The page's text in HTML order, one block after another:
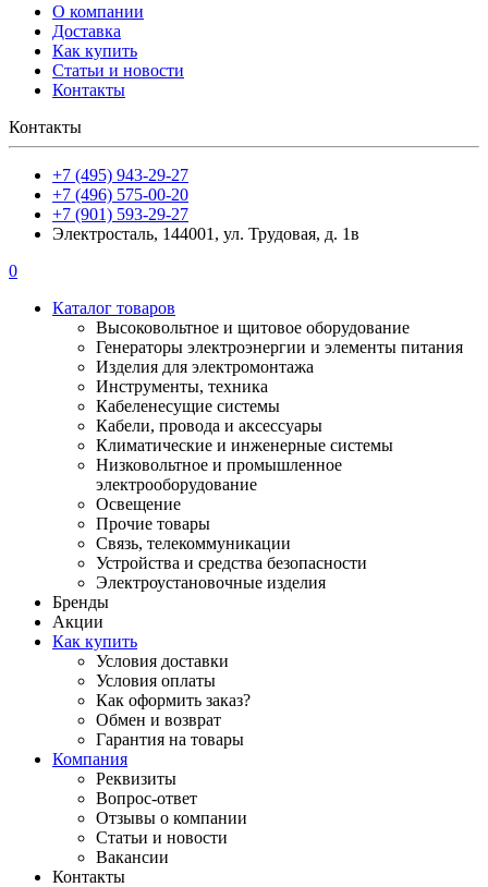
О компании
Доставка
Как купить
Статьи и новости
Контакты
Контакты
+7 (495) 943-29-27
+7 (496) 575-00-20
+7 (901) 593-29-27
Электросталь, 144001, ул. Трудовая, д. 1в
0
Каталог товаров
Высоковольтное и щитовое оборудование
Генераторы электроэнергии и элементы питания
Изделия для электромонтажа
Инструменты, техника
Кабеленесущие системы
Кабели, провода и аксессуары
Климатические и инженерные системы
Низковольтное и промышленное
электрооборудование
Освещение
Прочие товары
Связь, телекоммуникации
Устройства и средства безопасности
Электроустановочные изделия
Бренды
Акции
Как купить
Условия доставки
Условия оплаты
Как оформить заказ?
Обмен и возврат
Гарантия на товары
Компания
Реквизиты
Вопрос-ответ
Отзывы о компании
Статьи и новости
Вакансии
Контакты